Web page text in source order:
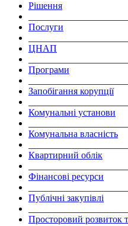
Рішення
Послуги
ЦНАП
Програми
Запобігання корупції
Комунальні установи
Комунальна власність
Квартирний облік
Фінансові ресурси
Публічні закупівлі
Просторовий розвиток